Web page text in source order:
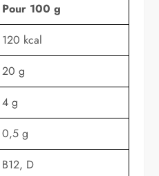
Pour 100 g
120 kcal
20 g
4 g
0,5 g
B12, D